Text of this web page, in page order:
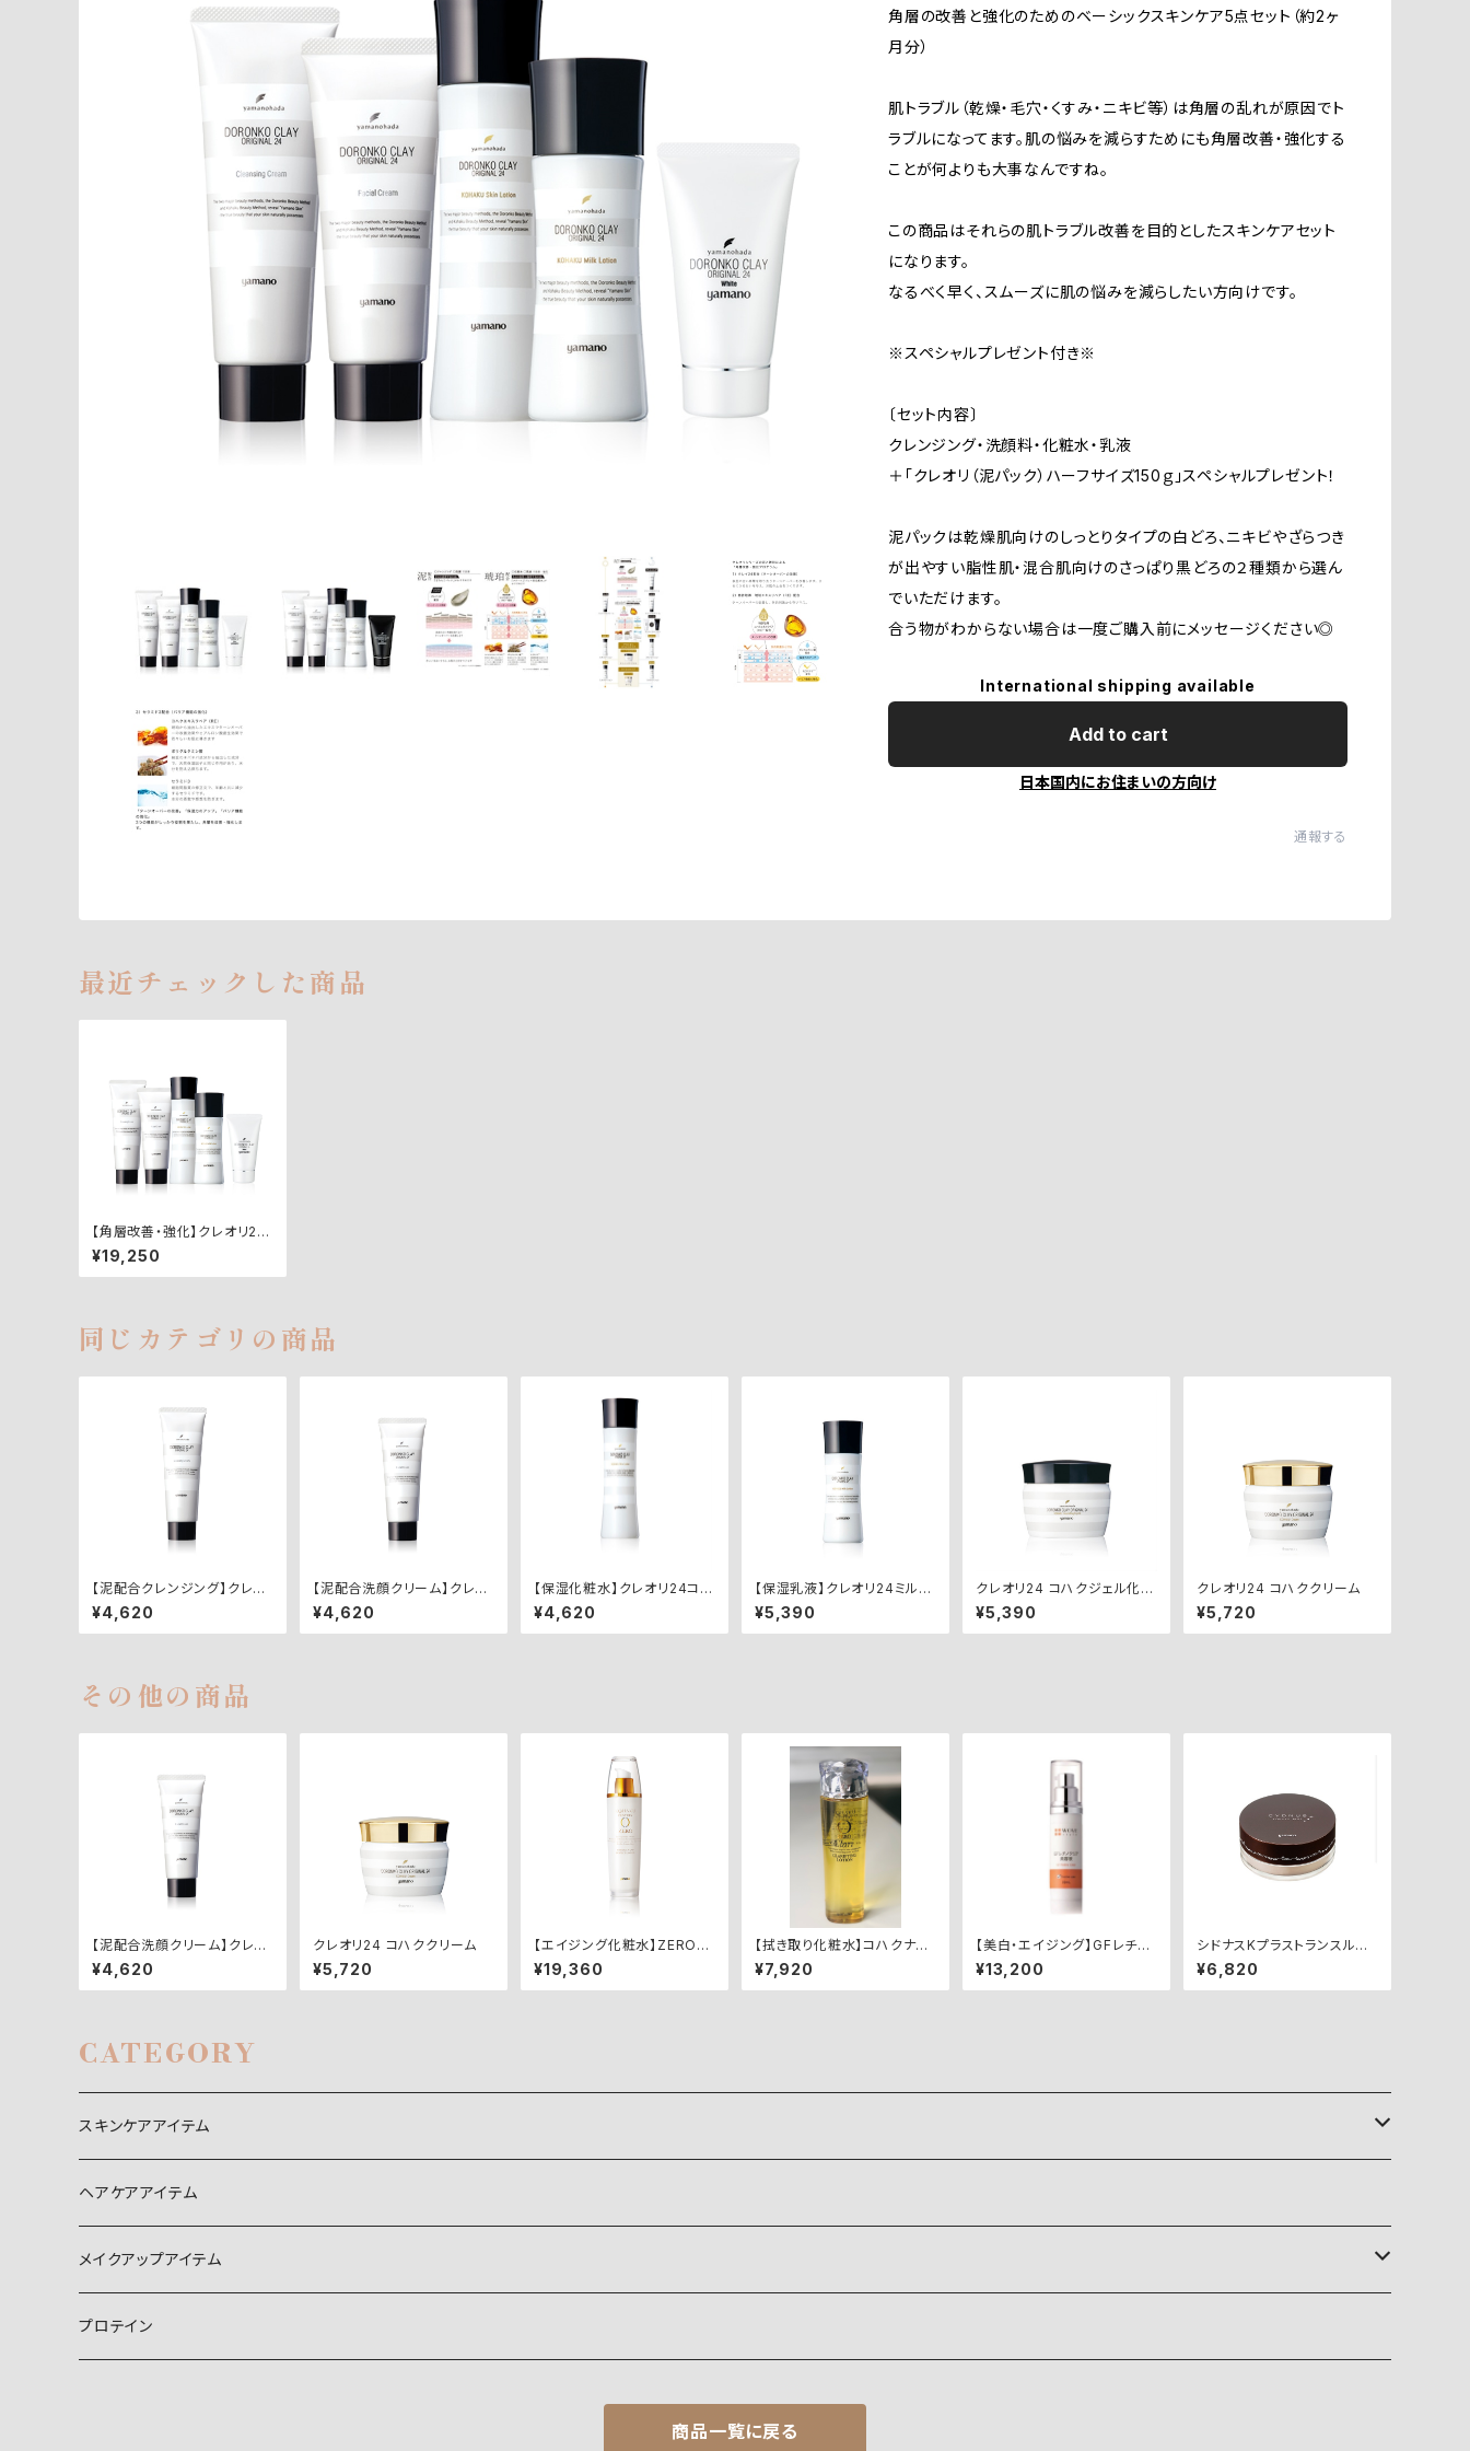
角層の改善と強化のためのベーシックスキンケア5点セット（約2ヶ
月分）
肌トラブル（乾燥・毛穴・くすみ・ニキビ等）は角層の乱れが原因でト
ラブルになってます。肌の悩みを減らすためにも角層改善・強化する
ことが何よりも大事なんですね。
この商品はそれらの肌トラブル改善を目的としたスキンケアセット
になります。
なるべく早く、スムーズに肌の悩みを減らしたい方向けです。
※スペシャルプレゼント付き※
〔セット内容〕
クレンジング・洗顔料・化粧水・乳液
＋「クレオリ（泥パック）ハーフサイズ150ｇ」スペシャルプレゼント！
泥パックは乾燥肌向けのしっとりタイプの白どろ、ニキビやざらつき
が出やすい脂性肌・混合肌向けのさっぱり黒どろの２種類から選ん
でいただけます。
合う物がわからない場合は一度ご購入前にメッセージください◎
International shipping available
Add to cart
日本国内にお住まいの方向け
通報する
最近チェックした商品
【角層改善・強化】クレオリ24
ベーシックスキンケア5点セッ
ト
¥19,250
同じカテゴリの商品
【泥配合クレンジング】クレオ
リ24クレンジングクリーム
¥4,620
【泥配合洗顔クリーム】クレオ
リ24 フェイシャルクリーム
¥4,620
【保湿化粧水】クレオリ24コハ
クスキンローション
¥4,620
【保湿乳液】クレオリ24ミルク
ローション
¥5,390
クレオリ24 コハクジェル化粧
水
¥5,390
クレオリ24 コハククリーム
¥5,720
その他の商品
【泥配合洗顔クリーム】クレオ
リ24 フェイシャルクリーム
¥4,620
クレオリ24 コハククリーム
¥5,720
【エイジング化粧水】ZEROコ
ハクナノパーフェクトローショ
ン
¥19,360
【拭き取り化粧水】コハクナノ
クラリファイングローション
¥7,920
【美白・エイジング】GFレチノ
クリア30ml
¥13,200
シドナスKプラストランスルー
セントパウダー&プレストパウ
ダー（パフ付き）
¥6,820
CATEGORY
スキンケアアイテム
パック
美容液
セラミド美容液
化粧水
ヘアケアアイテム
メイクアップアイテム
日焼け止め
プロテイン
商品一覧に戻る